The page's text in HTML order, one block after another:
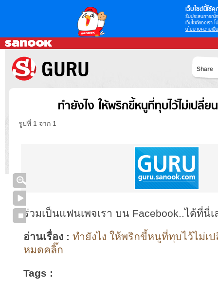
เว็บไซต์นี้ใช้คุ
รับประสบการณ์
เว็บไซต์ของเรา
นโยบายความเป็
Share
ทำยังไง ให้พริกขี้หนูที่ทุบไว้ไม่เปลี่ย
รูปที่ 1 จาก 1
ร่วมเป็นแฟนเพจเรา บน Facebook..ได้ที่นี่เ
อ่านเรื่อง : ทำยังไง ให้พริกขี้หนูที่ทุบไว้ไม่เ
หมดคลิ๊ก
Tags :